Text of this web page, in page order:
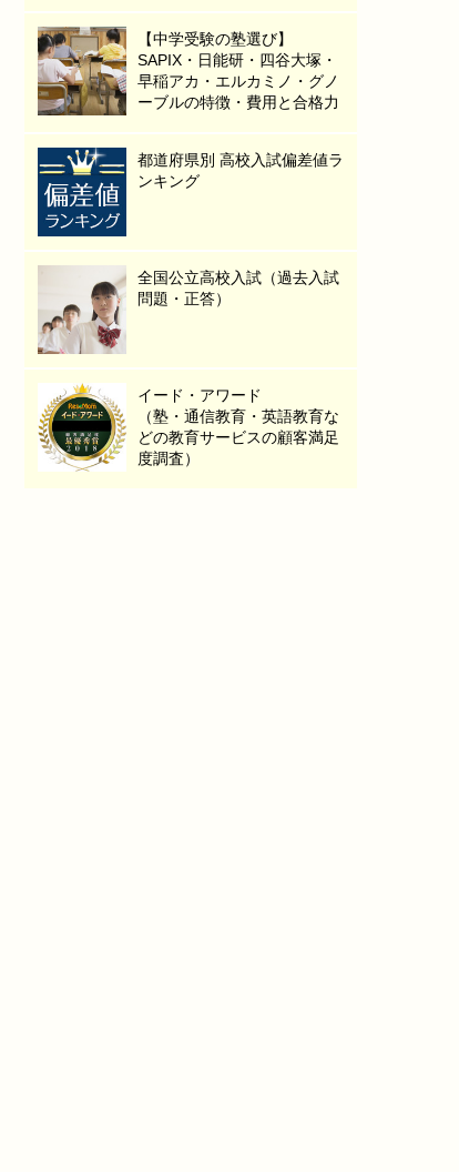
【中学受験の塾選び】
SAPIX・日能研・四谷大塚・
早稲アカ・エルカミノ・グノ
ーブルの特徴・費用と合格力
都道府県別 高校入試偏差値ラ
ンキング
全国公立高校入試（過去入試
問題・正答）
イード・アワード
（塾・通信教育・英語教育な
どの教育サービスの顧客満足
度調査）